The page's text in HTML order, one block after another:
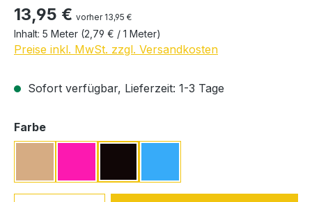
Regulärer Preis:
13,95 € vorher 13,95 €
Inhalt: 5 Meter (2,79 € / 1 Meter)
Preise inkl. MwSt. zzgl. Versandkosten
Sofort verfügbar, Lieferzeit: 1-3 Tage
Farbeauswählen